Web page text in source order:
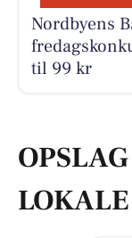
Nordbyens
til 99 kr